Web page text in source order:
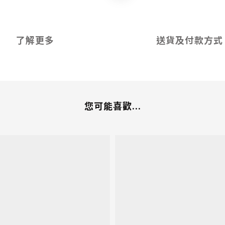
了解更多 送貨及付款方式
您可能喜歡...